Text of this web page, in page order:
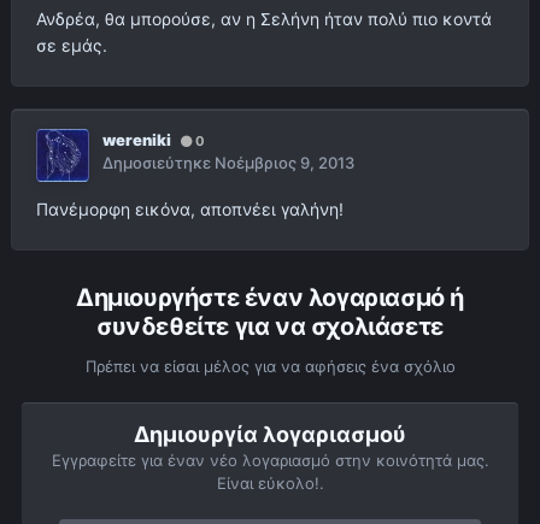
Ανδρέα, θα μπορούσε, αν η Σελήνη ήταν πολύ πιο κοντά
σε εμάς.
wereniki 0
Δημοσιεύτηκε Νοέμβριος 9, 2013
Πανέμορφη εικόνα, αποπνέει γαλήνη!
Δημιουργήστε έναν λογαριασμό ή
συνδεθείτε για να σχολιάσετε
Πρέπει να είσαι μέλος για να αφήσεις ένα σχόλιο
Δημιουργία λογαριασμού
Εγγραφείτε για έναν νέο λογαριασμό στην κοινότητά μας.
Είναι εύκολο!.